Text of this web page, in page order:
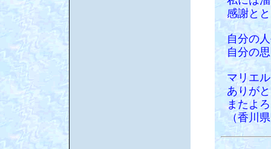
感謝と
自分の
自分の
マリエ
ありが
またよ
（香川